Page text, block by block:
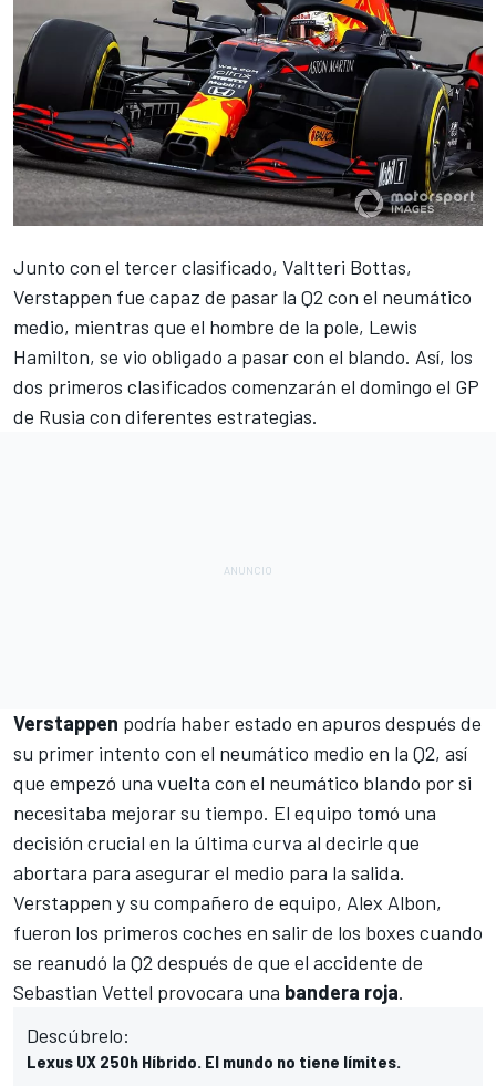
Junto con el tercer clasificado, Valtteri Bottas,
Verstappen fue capaz de pasar la Q2 con el neumático
medio, mientras que el hombre de la pole, Lewis
Hamilton, se vio obligado a pasar con el blando. Así, los
dos primeros clasificados comenzarán el domingo el GP
de Rusia con diferentes estrategias.
Verstappen podría haber estado en apuros después de
su primer intento con el neumático medio en la Q2, así
que empezó una vuelta con el neumático blando por si
necesitaba mejorar su tiempo. El equipo tomó una
decisión crucial en la última curva al decirle que
abortara para asegurar el medio para la salida.
Verstappen y su compañero de equipo, Alex Albon,
fueron los primeros coches en salir de los boxes cuando
se reanudó la Q2 después de que el accidente de
Sebastian Vettel provocara una bandera roja.
Descúbrelo:
Lexus UX 250h Híbrido. El mundo no tiene límites.